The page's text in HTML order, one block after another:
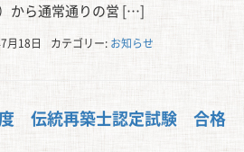
から通常通りの営 […]
月18日 カテゴリー: お知らせ
伝統再築士認定試験 合格